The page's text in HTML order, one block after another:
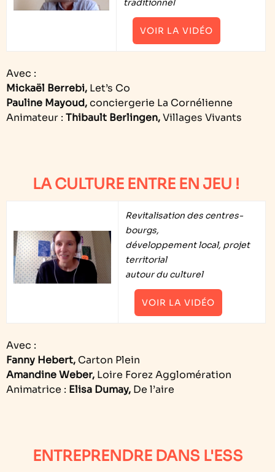
VOIR LA VIDÉO
Avec :
Mickaël Berrebi, Let’s Co
Pauline Mayoud,conciergerie La Cornélienne
Animateur : Thibault Berlingen,Villages Vivants
LA CULTURE ENTRE EN JEU !
Revitalisation des centres-
bourgs,
développement local, projet
territorial
autour du culturel
VOIR LA VIDÉO
Avec :
Fanny Hebert, Carton Plein
Amandine Weber, Loire Forez Agglomération
Animatrice : Elisa Dumay, De l’aire
ENTREPRENDRE DANS L'ESS